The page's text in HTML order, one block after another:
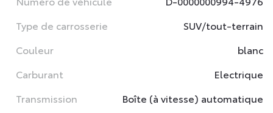
Type de carrosserie
SUV/tout-terrain
Couleur
blanc
Carburant
Electrique
Transmission
Boîte (à vitesse) automatique